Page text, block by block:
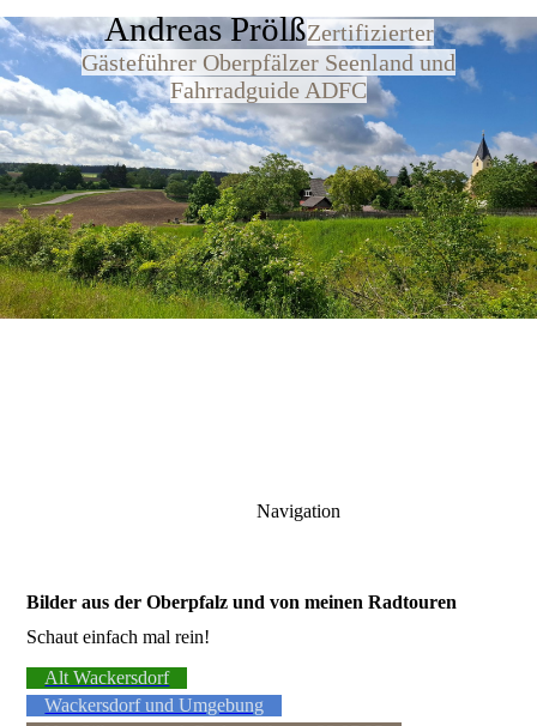
Andreas PrölßZertifizierter
Gästeführer Oberpfälzer Seenland und
Fahrradguide ADFC
Navigation
Bilder aus der Oberpfalz und von meinen Radtouren
Schaut einfach mal rein!
Alt Wackersdorf
Wackersdorf und Umgebung